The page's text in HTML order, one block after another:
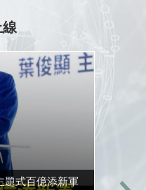
線
題式百億添新軍
謝台商攜手海基會
產業發展趨勢與台
身障棒球隊 揮出
減碳到碳權：企業
】2026大陸新仲
體育館民間營運投